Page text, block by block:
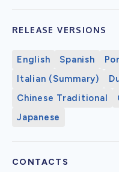
RELEASE VERSIONS
English Spanish
Italian (Summary)
Chinese Traditional
Japanese
CONTACTS